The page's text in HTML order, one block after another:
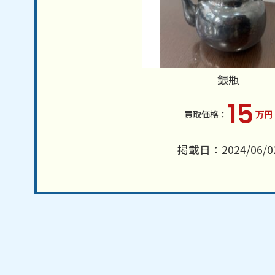
銀瓶
15 万円
掲載日：2024/06/